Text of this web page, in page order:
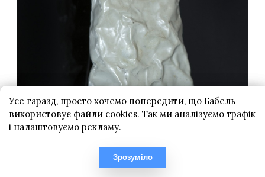
Усе гаразд, просто хочемо попередити, що Бабель
використовує файли cookies. Так ми аналізуємо трафік
і налаштовуємо рекламу.
Зрозуміло